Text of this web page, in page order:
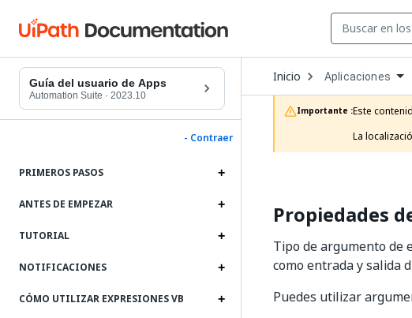
Guía del usuario de Apps
Automation Suite · 2023.10
- Contraer
PRIMEROS PASOS
ANTES DE EMPEZAR
TUTORIAL
NOTIFICACIONES
CÓMO UTILIZAR EXPRESIONES VB
Inicio Open
Dropdown
to
choose
product
Aplicaciones
Importante :Este
La
Propiedades
Tipo de argumento de
como entrada y salida
Puedes utilizar